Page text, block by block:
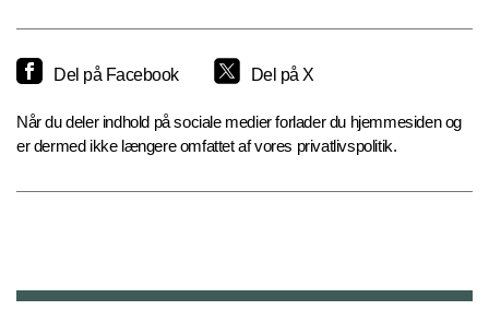
Del på Facebook Del på X
Når du deler indhold på sociale medier forlader du hjemmesiden og
er dermed ikke længere omfattet af vores privatlivspolitik.